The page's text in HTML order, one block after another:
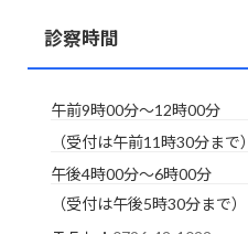
診察時間
午前9時00分～12時00分
（受付は午前11時30分まで）
午後4時00分～6時00分
（受付は午後5時30分まで）